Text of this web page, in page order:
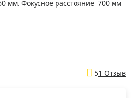
мм. Фокусное расстояние: 700 мм
51 Отзыв